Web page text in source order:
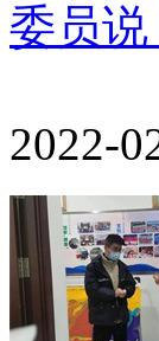
委员说
2022-